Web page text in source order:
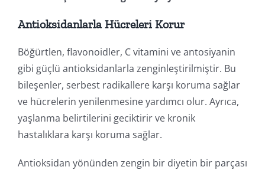
Antioksidanlarla Hücreleri Korur
Böğürtlen, flavonoidler, C vitamini ve antosiyanin
gibi güçlü antioksidanlarla zenginleştirilmiştir. Bu
bileşenler, serbest radikallere karşı koruma sağlar
ve hücrelerin yenilenmesine yardımcı olur. Ayrıca,
yaşlanma belirtilerini geciktirir ve kronik
hastalıklara karşı koruma sağlar.
Antioksidan yönünden zengin bir diyetin bir parçası